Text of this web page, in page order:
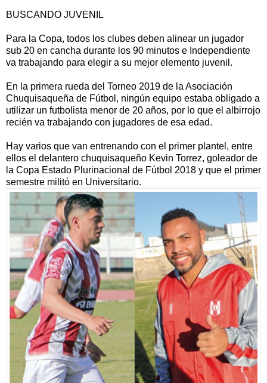
BUSCANDO JUVENIL
Para la Copa, todos los clubes deben alinear un jugador
sub 20 en cancha durante los 90 minutos e Independiente
va trabajando para elegir a su mejor elemento juvenil.
En la primera rueda del Torneo 2019 de la Asociación
Chuquisaqueña de Fútbol, ningún equipo estaba obligado a
utilizar un futbolista menor de 20 años, por lo que el albirrojo
recién va trabajando con jugadores de esa edad.
Hay varios que van entrenando con el primer plantel, entre
ellos el delantero chuquisaqueño Kevin Torrez, goleador de
la Copa Estado Plurinacional de Fútbol 2018 y que el primer
semestre militó en Universitario.